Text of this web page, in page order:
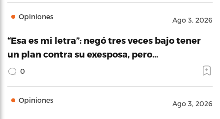
Opiniones Ago 3, 2026
“Esa es mi letra”: negó tres veces bajo tener
un plan contra su exesposa, pero…
0
Opiniones Ago 3, 2026